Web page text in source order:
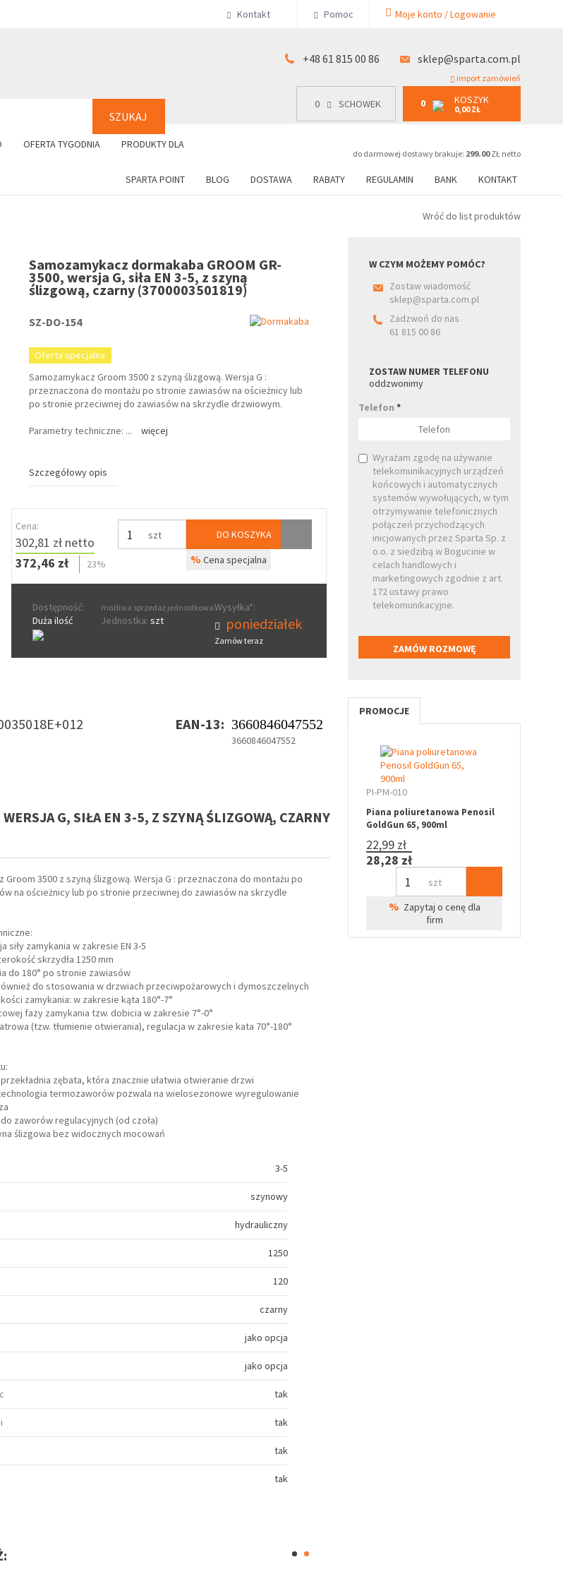
Kontakt Pomoc Moje konto / Logowanie
SZUKAJ
+48 61 815 00 86 sklep@sparta.com.pl
import zamówień
0 SCHOWEK 0 KOSZYK
0,00 ZŁ
do darmowej dostawy brakuje: 299.00ZŁ netto
OFERTA TYGODNIA PRODUKTY DLA
SPARTA POINT BLOG DOSTAWA RABATY REGULAMIN BANK KONTAKT
0 SCHOWEK 0 KOSZYK
0,00 ZŁ
+48 61 815 00 86
Wróć do list produktów
Samozamykacz dormakaba GROOM GR-
3500, wersja G, siła EN 3-5, z szyną
ślizgową, czarny (3700003501819)
SZ-DO-154
Oferta specjalna
Samozamykacz Groom 3500 z szyną ślizgową. Wersja G :
przeznaczona do montażu po stronie zawiasów na ościeżnicy lub
po stronie przeciwnej do zawiasów na skrzydle drzwiowym.
Parametry techniczne: ... więcej
Szczegółowy opis
Cena:
302,81 zł netto
372,46 zł
23%
szt DO KOSZYKA
% Cena specjalna
Dostępność:
Duża ilość
możliwa sprzedaż jednostkowa
Jednostka: szt
Wysyłka*:
poniedziałek
Zamów teraz
EAN-13: 3660846047552
3660846047552
G, SIŁA EN 3-5, Z SZYNĄ ŚLIZGOWĄ, CZARNY
Groom 3500 z szyną ślizgową. Wersja G : przeznaczona do montażu po
na ościeżnicy lub po stronie przeciwnej do zawiasów na skrzydle
siły zamykania w zakresie EN 3-5
skrzydła 1250 mm
do 180° po stronie zawiasów
do stosowania w drzwiach przeciwpożarowych i dymoszczelnych
zamykania: w zakresie kąta 180°-7°
fazy zamykania tzw. dobicia w zakresie 7°-0°
(tzw. tłumienie otwierania), regulacja w zakresie kata 70°-180°
zębata, która znacznie ułatwia otwieranie drzwi
termozaworów pozwala na wielosezonowe wyregulowanie
zaworów regulacyjnych (od czoła)
ślizgowa bez widocznych mocowań
3-5
szynowy
hydrauliczny
1250
120
czarny
jako opcja
jako opcja
tak
tak
tak
tak
W CZYM MOŻEMY POMÓC?
Zostaw wiadomość
sklep@sparta.com.pl
Zadzwoń do nas
61 815 00 86
ZOSTAW NUMER TELEFONU
oddzwonimy
Telefon*
Wyrażam zgodę na używanie
telekomunikacyjnych urządzeń
końcowych i automatycznych
systemów wywołujących, w tym
otrzymywanie telefonicznych
połączeń przychodzących
inicjowanych przez Sparta Sp. z
o.o. z siedzibą w Bogucinie w
celach handlowych i
marketingowych zgodnie z art.
172 ustawy prawo
telekomunikacyjne.
PROMOCJE
PI-PM-010
Piana poliuretanowa Penosil
GoldGun 65, 900ml
22,99 zł
28,28 zł
szt
% Zapytaj o cenę dla
firm